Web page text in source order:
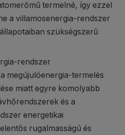
termelné, így ezzel
a villamosenergia-rendszer
szükségszerű
rendszer
megújulóenergia-termelés
miatt egyre komolyabb
és a
energetikai
rugalmasságú és